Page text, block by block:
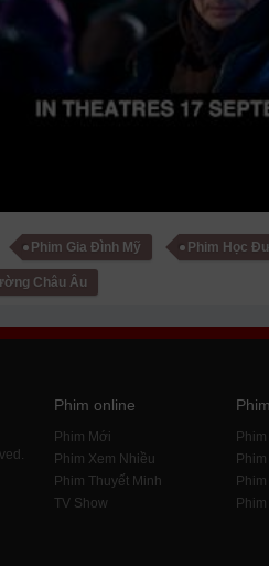
Phim Gia Đình Mỹ Phim Học
Châu Âu
Phim online
Phim Mới
Phim Xem Nhiều
Phim Thuyết Minh
TV Show